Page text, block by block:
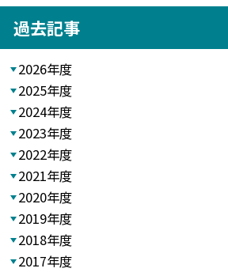
過去記事
2026年度
2025年度
2024年度
2023年度
2022年度
2021年度
2020年度
2019年度
2018年度
2017年度